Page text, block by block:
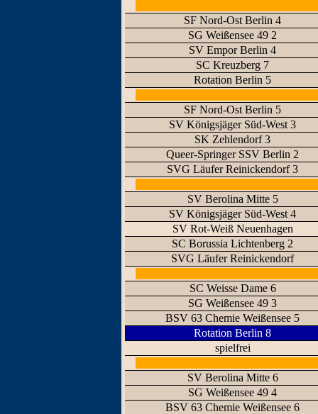
SF Nord-Ost Berlin 4
SG Weißensee 49 2
SV Empor Berlin 4
SC Kreuzberg 7
Rotation Berlin 5
SF Nord-Ost Berlin 5
SV Königsjäger Süd-West 3
SK Zehlendorf 3
Queer-Springer SSV Berlin 2
SVG Läufer Reinickendorf 3
SV Berolina Mitte 5
SV Königsjäger Süd-West 4
SV Rot-Weiß Neuenhagen
SC Borussia Lichtenberg 2
SVG Läufer Reinickendorf
SC Weisse Dame 6
SG Weißensee 49 3
BSV 63 Chemie Weißensee 5
Rotation Berlin 8
spielfrei
SV Berolina Mitte 6
SG Weißensee 49 4
BSV 63 Chemie Weißensee 6